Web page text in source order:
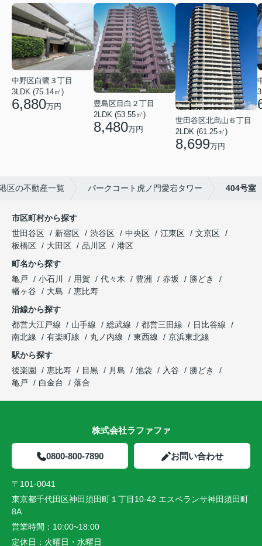
中野区白鷺３丁目
3LDK (75.14㎡)
6,880万円
豊島区目白２丁目
2LDK (53.55㎡)
8,480万円
世田谷区北烏山６丁目
2LDK (61.25㎡)
8,699万円
区の不動産一覧 パークコート虎ノ門愛宕タワー 404号室
市区町村から探す
世田谷区
新宿区 渋谷区 中央区 江東区
文京区
板橋区
大田区 品川区
港区
町名から探す
亀戸
小石川 用賀 代々木 豊洲 赤坂
勝どき
幡ヶ谷
大島
恵比寿
沿線から探す
都営大江戸線
山手線 総武線 都営三田線
日比谷線
南北線
有楽町線 丸ノ内線 東西線
京浜東北線
駅から探す
後楽園
恵比寿 目黒 月島 池袋 入谷
勝どき
亀戸
白金台 落合
株式会社ラファファ
0800-800-7890 お問い合わせ
〒101-0041
東京都千代田区神田須田町１丁目10-42 エスペランサ神田須田町
8A
営業時間： 10:00~18:00
定休日： 火曜日・水曜日